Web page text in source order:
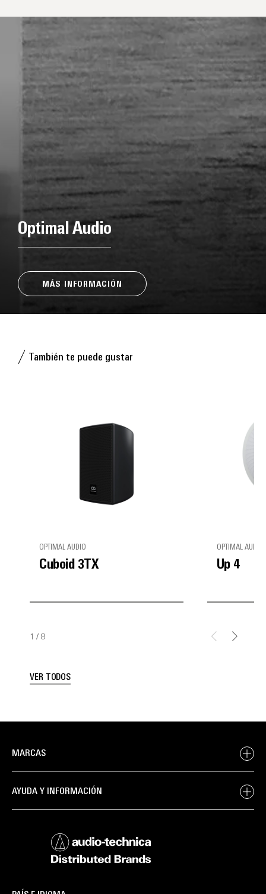
Optimal Audio
MÁS INFORMACIÓN
También te puede gustar
OPTIMAL AUDIO
Cuboid 3TX
OPTIMAL AUDIO
Up 4
1 / 8
VER TODOS
MARCAS
AYUDA Y INFORMACIÓN